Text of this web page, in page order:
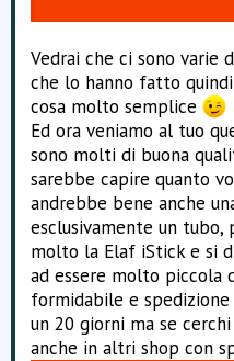
Vedrai che ci sono varie
che lo hanno fatto
cosa molto semplice
Ed ora veniamo al tuo
sono molti di buona
sarebbe capire quanto
andrebbe bene anche
esclusivamente un
molto la Elaf iStick e si
ad essere molto piccola
formidabile e
un 20 giorni ma se
anche in altri shop con